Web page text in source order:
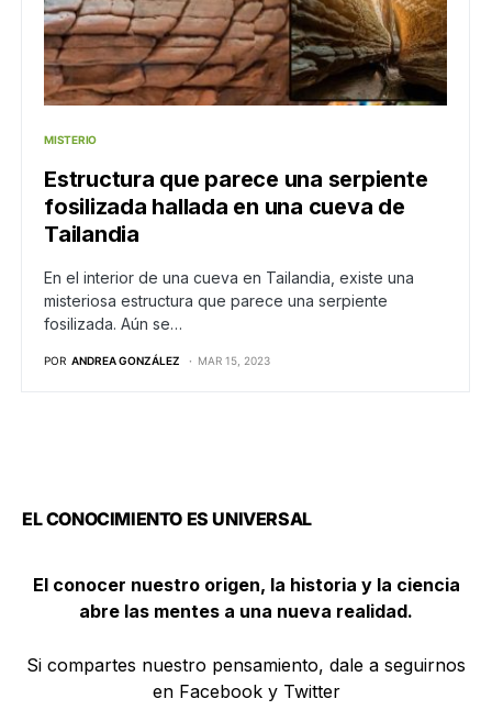
MISTERIO
Estructura que parece una serpiente
fosilizada hallada en una cueva de
Tailandia
En el interior de una cueva en Tailandia, existe una
misteriosa estructura que parece una serpiente
fosilizada. Aún se…
POR ANDREA GONZÁLEZ MAR 15, 2023
EL CONOCIMIENTO ES UNIVERSAL
El conocer nuestro origen, la historia y la ciencia
abre las mentes a una nueva realidad.
Si compartes nuestro pensamiento, dale a seguirnos
en Facebook y Twitter